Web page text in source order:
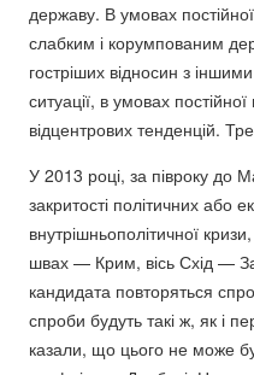
державу. В умовах
слабким і корумпованим
гостріших відносин з
ситуації, в умовах
відцентрових тенденцій.
У 2013 році, за півроку до
закритості політичних або
внутрішньополітичної
швах — Крим, вісь Схід —
кандидата повторяться
спроби будуть такі ж, як і
казали, що цього не може